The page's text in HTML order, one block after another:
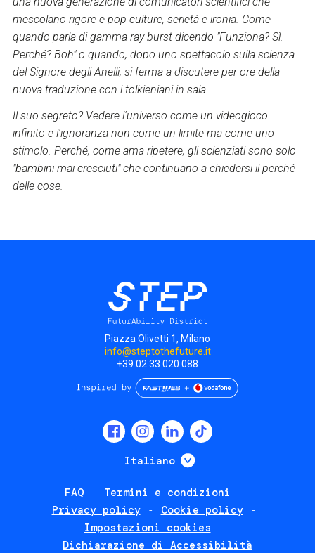
mescolano rigore e pop culture, serietà e ironia. Come
quando parla di gamma ray burst dicendo "Funziona? Sì.
Perché? Boh" o quando, dopo uno spettacolo sulla scienza
del Signore degli Anelli, si ferma a discutere per ore della
nuova traduzione con i tolkieniani in sala.
Il suo segreto? Vedere l'universo come un videogioco
infinito e l'ignoranza non come un limite ma come uno
stimolo. Perché, come ama ripetere, gli scienziati sono solo
"bambini mai cresciuti" che continuano a chiedersi il perché
delle cose.
Piazza Olivetti 1, Milano
info@steptothefuture.it
+39 02 33 020 088
Italiano Mostra ulteriori
FAQ
Termini e condizioni
Privacy policy
Cookie policy
Impostazioni cookies
Dichiarazione di Accessibilità